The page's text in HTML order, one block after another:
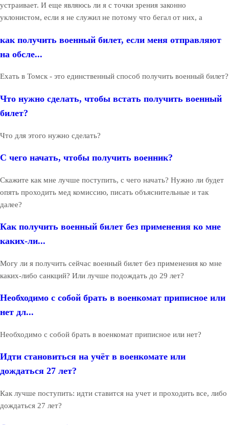
устраивает. И еще являюсь ли я с точки зрения законно
уклонистом, если я не служил не потому что бегал от них, а
как получить военный билет, если меня отправляют
на обсле...
Ехать в Томск - это единственный способ получить военный билет?
Что нужно сделать, чтобы встать получить военный
билет?
Что для этого нужно сделать?
С чего начать, чтобы получить военник?
Скажите как мне лучше поступить, с чего начать? Нужно ли будет
опять проходить мед комиссию, писать объяснительные и так
далее?
Как получить военный билет без применения ко мне
каких-ли...
Могу ли я получить сейчас военный билет без применения ко мне
каких-либо санкций? Или лучше подождать до 29 лет?
Необходимо с собой брать в военкомат приписное или
нет дл...
Необходимо с собой брать в военкомат приписное или нет?
Идти становиться на учёт в военкомате или
дождаться 27 лет?
Как лучше поступить: идти ставится на учет и проходить все, либо
дождаться 27 лет?